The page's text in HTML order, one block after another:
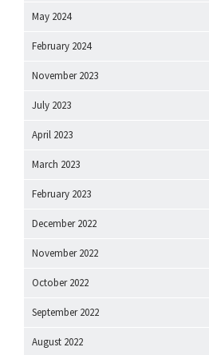
May 2024
February 2024
November 2023
July 2023
April 2023
March 2023
February 2023
December 2022
November 2022
October 2022
September 2022
August 2022